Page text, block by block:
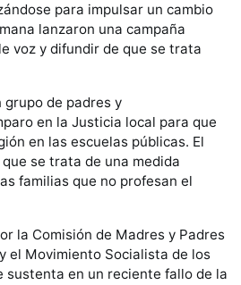
para impulsar un cambio
lanzaron una campaña
voz y difundir de que se trata
grupo de padres y
en la Justicia local para que
en las escuelas públicas. El
se trata de una medida
familias que no profesan el
la Comisión de Madres y Padres
el Movimiento Socialista de los
sustenta en un reciente fallo de la